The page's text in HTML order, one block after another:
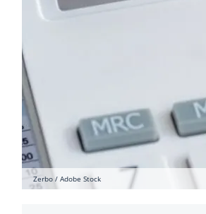
Zerbo / Adobe Stock